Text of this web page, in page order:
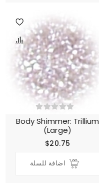
Body Shimmer: Trillium
(Large)
$20.75
اضافة للسلة